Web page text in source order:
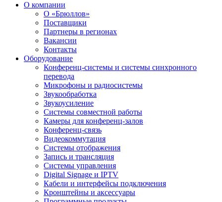
О компании
О «Брюллов»
Поставщики
Партнеры в регионах
Вакансии
Контакты
Оборудование
Конференц-системы и системы синхронного
перевода
Микрофоны и радиосистемы
Звукообработка
Звукоусиление
Системы совместной работы
Камеры для конференц-залов
Конференц-связь
Видеокоммутация
Системы отображения
Запись и трансляция
Системы управления
Digital Signage и IPTV
Кабели и интерфейсы подключения
Кронштейны и аксессуары